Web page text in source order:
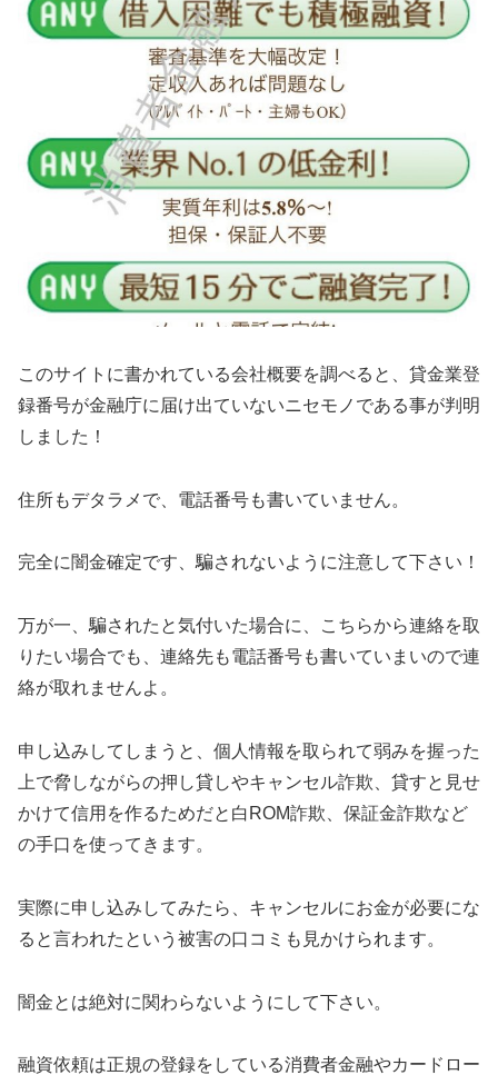
このサイトに書かれている会社概要を調べると、貸金業登
録番号が金融庁に届け出ていないニセモノである事が判明
しました！
住所もデタラメで、電話番号も書いていません。
完全に闇金確定です、騙されないように注意して下さい！
万が一、騙されたと気付いた場合に、こちらから連絡を取
りたい場合でも、連絡先も電話番号も書いていまいので連
絡が取れませんよ。
申し込みしてしまうと、個人情報を取られて弱みを握った
上で脅しながらの押し貸しやキャンセル詐欺、貸すと見せ
かけて信用を作るためだと白ROM詐欺、保証金詐欺など
の手口を使ってきます。
実際に申し込みしてみたら、キャンセルにお金が必要にな
ると言われたという被害の口コミも見かけられます。
闇金とは絶対に関わらないようにして下さい。
融資依頼は正規の登録をしている消費者金融やカードロー